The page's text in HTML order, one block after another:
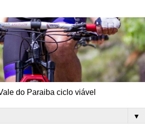
do Paraiba ciclo viável
▼